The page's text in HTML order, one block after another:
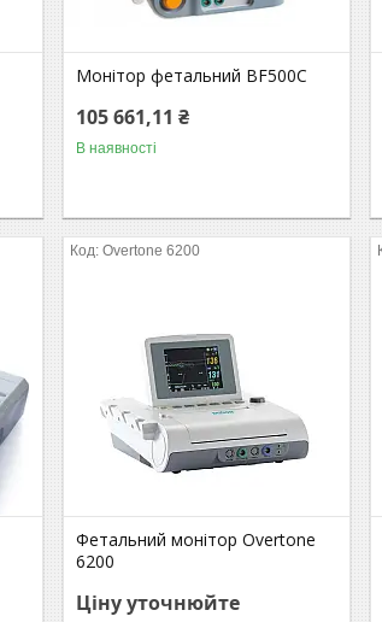
Монітор фетальний BF500C
105 661,11 ₴
В наявності
Overtone 6200
Фетальний монітор Overtone
6200
Ціну уточнюйте